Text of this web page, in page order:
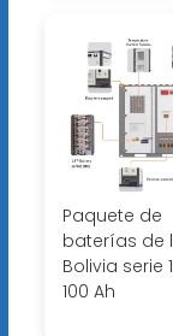
Paquete de
baterías de
Bolivia serie
100 Ah